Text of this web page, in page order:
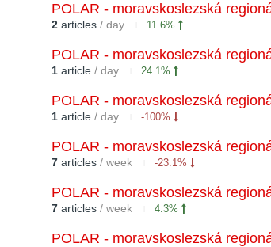
POLAR - moravskoslezská
2 articles/ day 11.6%
POLAR - moravskoslezská
1 article/ day 24.1%
POLAR - moravskoslezská
1 article/ day -100%
POLAR - moravskoslezská
7 articles/ week -23.1%
POLAR - moravskoslezská
7 articles/ week 4.3%
POLAR - moravskoslezská